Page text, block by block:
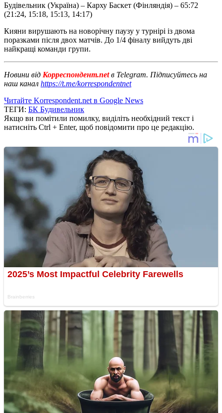
Будівельник (Україна) – Карху Баскет (Фінляндія) – 65:72
(21:24, 15:18, 15:13, 14:17)
Кияни вирушають на новорічну паузу у турнірі із двома
поразками після двох матчів. До 1/4 фіналу вийдуть дві
найкращі команди групи.
Новини від Корреспондент.netв Telegram. Підписуйтесь на
наш канал https://t.me/korrespondentnet
Читайте Korrespondent.net в Google News
ТЕГИ: БК Будивельник
Якщо ви помітили помилку, виділіть необхідний текст і
натисніть Ctrl + Enter, щоб повідомити про це редакцію.